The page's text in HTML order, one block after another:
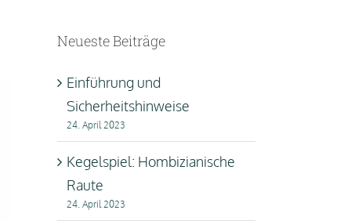
Neueste Beiträge
Einführung und
Sicherheitshinweise
24. April 2023
Kegelspiel: Hombizianische
Raute
24. April 2023